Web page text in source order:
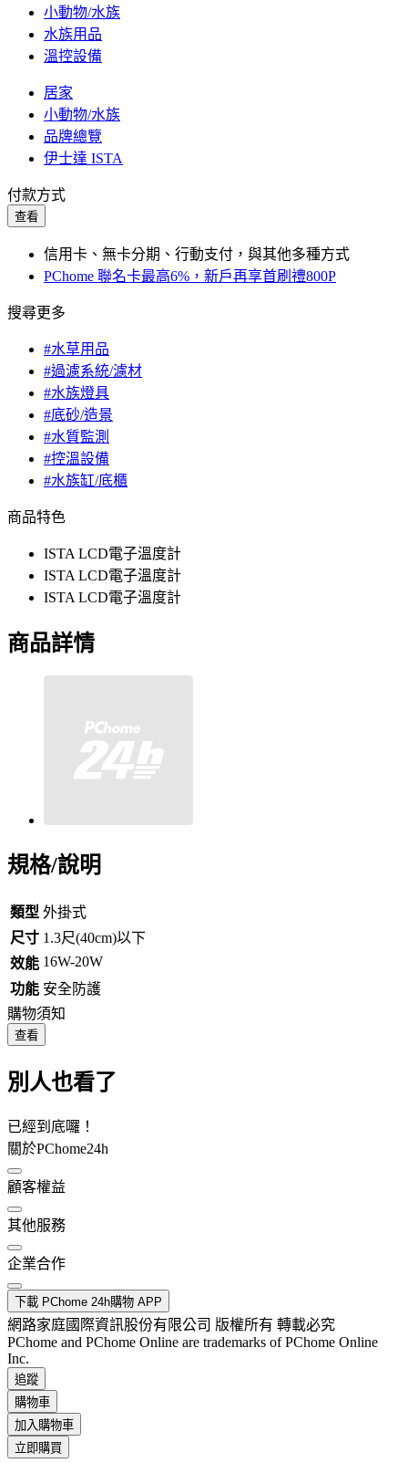
小動物/水族
水族用品
溫控設備
居家
小動物/水族
品牌總覽
伊士達 ISTA
付款方式
查看
信用卡、無卡分期、行動支付，與其他多種方式
PChome 聯名卡最高6%，新戶再享首刷禮800P
搜尋更多
#水草用品
#過濾系統/濾材
#水族燈具
#底砂/造景
#水質監測
#控溫設備
#水族缸/底櫃
商品特色
ISTA LCD電子溫度計
ISTA LCD電子溫度計
ISTA LCD電子溫度計
商品詳情
規格/說明
類型 外掛式
尺寸 1.3尺(40cm)以下
效能 16W-20W
功能 安全防護
購物須知
查看
別人也看了
已經到底囉！
關於PChome24h
顧客權益
其他服務
企業合作
下載 PChome 24h購物 APP
網路家庭國際資訊股份有限公司 版權所有 轉載必究
PChome and PChome Online are trademarks of PChome Online
Inc.
追蹤
購物車
加入購物車
立即購買